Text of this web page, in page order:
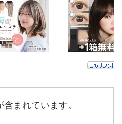
まれています。